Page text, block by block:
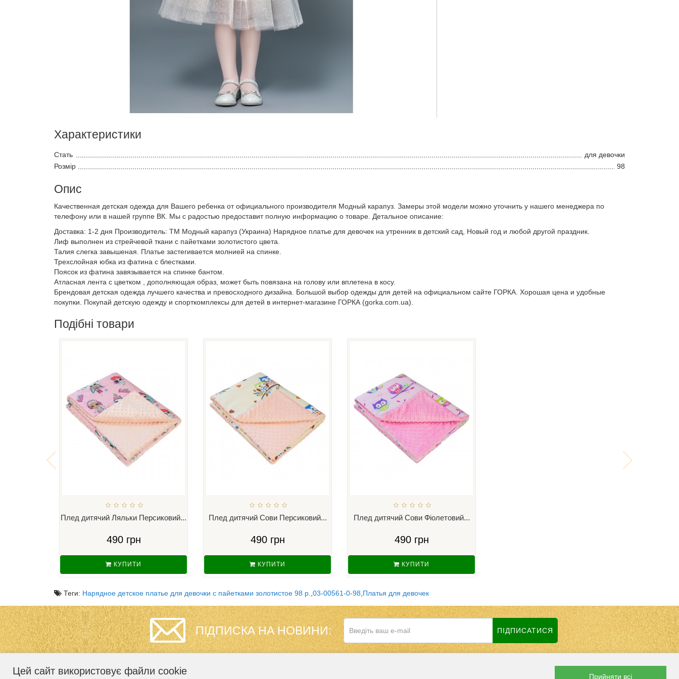
Характеристики
Стать
для девочки
Розмір
98
Опис
Качественная детская одежда для Вашего ребенка от официального производителя Модный карапуз. Замеры этой модели можно уточнить у нашего менеджера по
телефону или в нашей группе ВК. Мы с радостью предоставит полную информацию о товаре. Детальное описание:
Доставка: 1-2 дня Производитель: ТМ Модный карапуз (Украина) Нарядное платье для девочек на утренник в детский сад, Новый год и любой другой праздник.
Лиф выполнен из стрейчевой ткани с пайетками золотистого цвета.
Талия слегка завышеная. Платье застегивается молнией на спинке.
Трехслойная юбка из фатина с блестками.
Поясок из фатина завязывается на спинке бантом.
Атласная лента с цветком , дополняющая образ, может быть повязана на голову или вплетена в косу.
Брендовая детская одежда лучшего качества и превосходного дизайна. Большой выбор одежды для детей на официальном сайте ГОРКА. Хорошая цена и удобные
покупки. Покупай детскую одежду и спорткомплексы для детей в интернет-магазине ГОРКА (gorka.com.ua).
Подібні товари
Плед дитячий Ляльки Персиковий...
490 грн
КУПИТИ
Плед дитячий Сови Персиковий...
490 грн
КУПИТИ
Плед дитячий Сови Фіолетовий...
490 грн
КУПИТИ
Теги: Нарядное детское платье для девочки с пайетками золотистое 98 р. 03-00561-0-98 Платья для девочек
ПІДПИСКА НА НОВИНИ: ПІДПИСАТИСЯ
Цей сайт використовує файли cookie Прийняти всі